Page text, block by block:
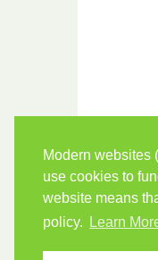
Modern websites
use cookies to
website means
policy.
Learn